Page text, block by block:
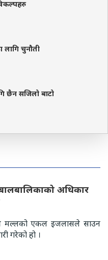
लागि चुनौती
छैन सजिलो बाटो
अधिकार
मल्लको एकल इजलासले साउन
गरेको हो ।